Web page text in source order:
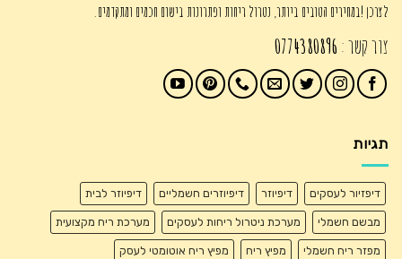
לצרכן !במחירים הטובים ביותר, נטרול ריחות ופתרונות בישום חכמים ומתקדמים.
צור קשר : 0774380896
תגיות
דיפזיור לעסקים דיפיוזר דיפיוזרים חשמליים דיפיוזר לבית
מבשם חשמלי מערכת ניטרול ריחות לעסקים מערכת ריח מקצועית
מפזר ריח חשמלי מפיץ ריח מפיץ ריח אוטומטי לעסק